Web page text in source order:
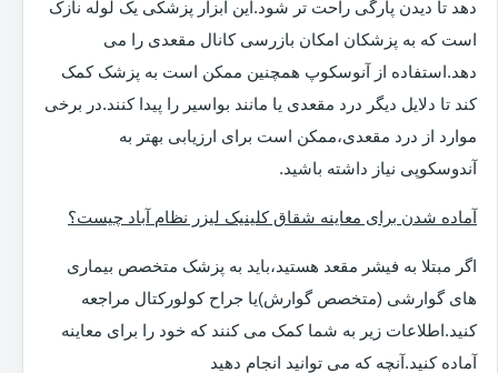
دهد تا دیدن پارگی راحت تر شود.این ابزار پزشکی یک لوله نازک
است که به پزشکان امکان بازرسی کانال مقعدی را می
دهد.استفاده از آنوسکوپ همچنین ممکن است به پزشک کمک
کند تا دلایل دیگر درد مقعدی یا مانند بواسیر را پیدا کنند.در برخی
موارد از درد مقعدی،ممکن است برای ارزیابی بهتر به
آندوسکوپی نیاز داشته باشید.
آماده شدن برای معاینه شقاق کلینیک لیزر نظام آباد چیست؟
اگر مبتلا به فیشر مقعد هستید،باید به پزشک متخصص بیماری
های گوارشی (متخصص گوارش)یا جراح کولورکتال مراجعه
کنید.اطلاعات زیر به شما کمک می کنند که خود را برای معاینه
آماده کنید.آنچه که می توانید انجام دهید